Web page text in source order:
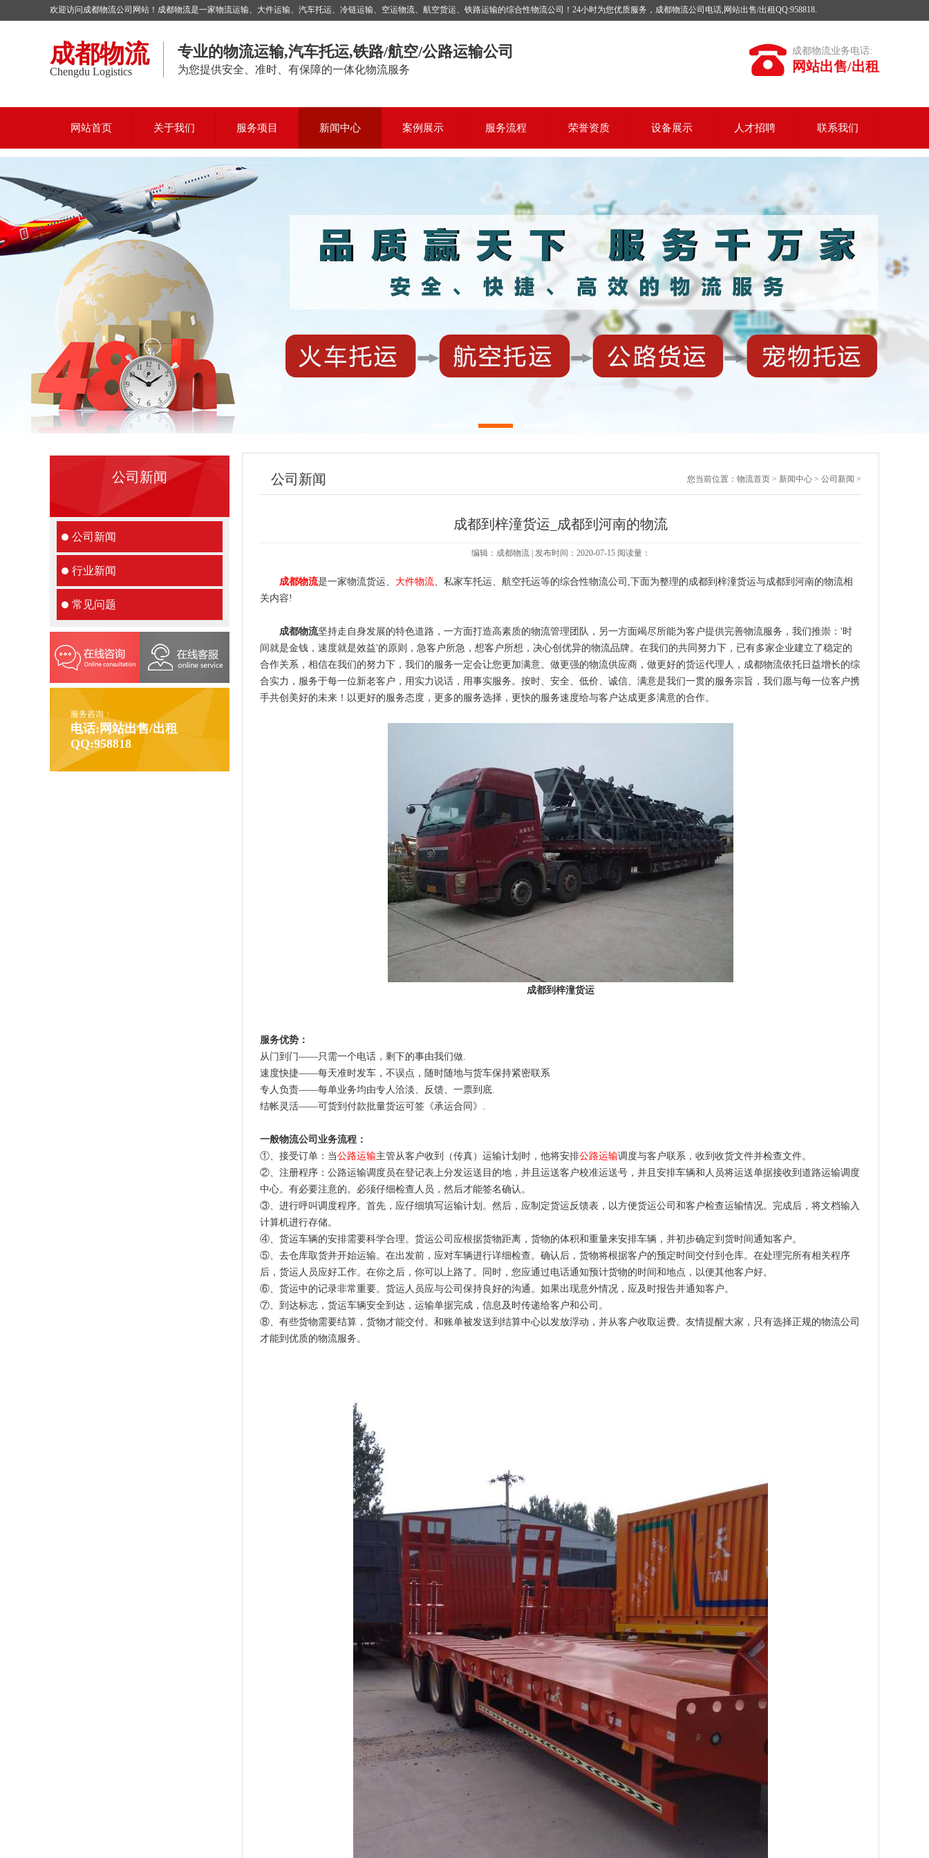
欢迎访问成都物流公司网站！成都物流是一家物流运输、大件运输、汽车托运、冷链运输、空运物流、航空货运、铁路运输的综合性物流公司！24小时为您优质服务，成都物流公司电话,网站出售/出租QQ:958818.
成都物流
Chengdu Logistics
专业的物流运输,汽车托运,铁路/航空/公路运输公司
为您提供安全、准时、有保障的一体化物流服务
成都物流业务电话:
网站出售/出租
网站首页 关于我们 服务项目 新闻中心 案例展示 服务流程 荣誉资质 设备展示 人才招聘 联系我们
公司新闻
公司新闻
行业新闻
常见问题
服务咨询：
电话:网站出售/出租
QQ:958818
公司新闻 您当前位置： 物流首页 > 新闻中心 > 公司新闻 >
成都到梓潼货运_成都到河南的物流
编辑：成都物流 | 发布时间：2020-07-15 阅读量：
成都物流是一家物流货运、 大件物流、私家车托运、航空托运等的综合性物流公司,下面为整理的成都到梓潼货运与成都到河南的物流相
关内容!
成都物流坚持走自身发展的特色道路，一方面打造高素质的物流管理团队，另一方面竭尽所能为客户提供完善物流服务，我们推崇：'时
间就是金钱，速度就是效益'的原则，急客户所急，想客户所想，决心创优异的物流品牌。在我们的共同努力下，已有多家企业建立了稳定的
合作关系，相信在我们的努力下，我们的服务一定会让您更加满意。做更强的物流供应商，做更好的货运代理人，成都物流依托日益增长的综
合实力，服务于每一位新老客户，用实力说话，用事实服务。按时、安全、低价、诚信、满意是我们一贯的服务宗旨，我们愿与每一位客户携
手共创美好的未来！以更好的服务态度，更多的服务选择，更快的服务速度给与客户达成更多满意的合作。
成都到梓潼货运
服务优势：
从门到门——只需一个电话，剩下的事由我们做.
速度快捷——每天准时发车，不误点，随时随地与货车保持紧密联系
专人负责——每单业务均由专人洽淡、反馈、一票到底.
结帐灵活——可货到付款批量货运可签《承运合同》.
一般物流公司业务流程：
①、接受订单：当公路运输主管从客户收到（传真）运输计划时，他将安排公路运输调度与客户联系，收到收货文件并检查文件。
②、注册程序：公路运输调度员在登记表上分发运送目的地，并且运送客户校准运送号，并且安排车辆和人员将运送单据接收到道路运输调度
中心。有必要注意的。必须仔细检查人员，然后才能签名确认。
③、进行呼叫调度程序。首先，应仔细填写运输计划。然后，应制定货运反馈表，以方便货运公司和客户检查运输情况。完成后，将文档输入
计算机进行存储。
④、货运车辆的安排需要科学合理。货运公司应根据货物距离，货物的体积和重量来安排车辆，并初步确定到货时间通知客户。
⑤、去仓库取货并开始运输。在出发前，应对车辆进行详细检查。确认后，货物将根据客户的预定时间交付到仓库。在处理完所有相关程序
后，货运人员应好工作。在你之后，你可以上路了。同时，您应通过电话通知预计货物的时间和地点，以便其他客户好。
⑥、货运中的记录非常重要。货运人员应与公司保持良好的沟通。如果出现意外情况，应及时报告并通知客户。
⑦、到达标志，货运车辆安全到达，运输单据完成，信息及时传递给客户和公司。
⑧、有些货物需要结算，货物才能交付。和账单被发送到结算中心以发放浮动，并从客户收取运费。友情提醒大家，只有选择正规的物流公司
才能到优质的物流服务。